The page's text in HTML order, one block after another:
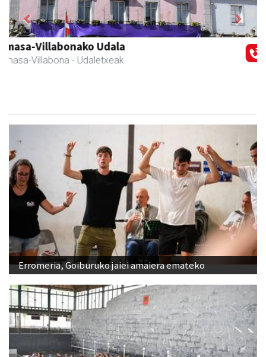
Urpa autobusak
Andoain - Autobusak
Previous Next
Erromeria, Goiburuko jaiei amaiera emateko